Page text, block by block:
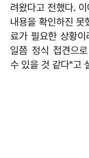
려왔다고 전했다.
내용을 확인하진 못
료가 필요한 상황
일쯤 정식 접견으
수 있을 것 같다"고